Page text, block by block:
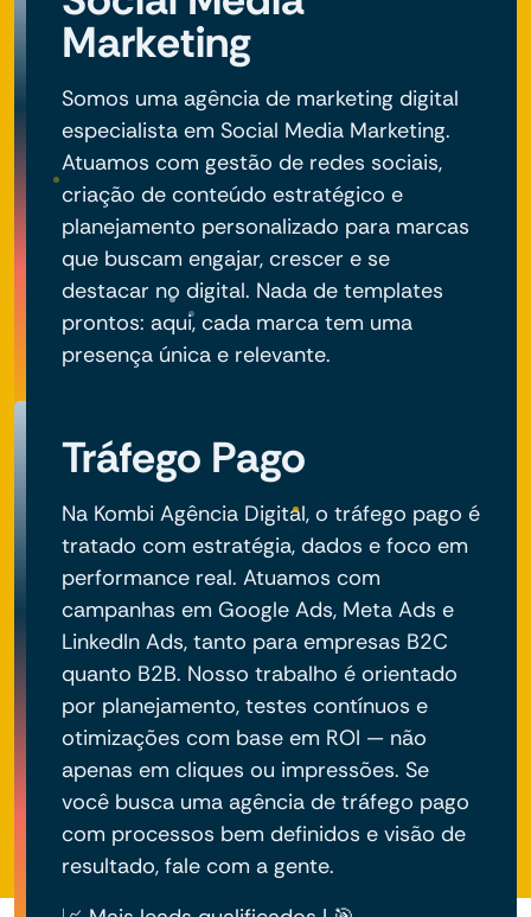
Marketing
Somos uma agência de marketing digital
especialista em Social Media Marketing.
Atuamos com gestão de redes sociais,
criação de conteúdo estratégico e
planejamento personalizado para marcas
que buscam engajar, crescer e se
destacar no digital. Nada de templates
prontos: aqui, cada marca tem uma
presença única e relevante.
Tráfego Pago
Na Kombi Agência Digital, o tráfego pago é
tratado com estratégia, dados e foco em
performance real. Atuamos com
campanhas em Google Ads, Meta Ads e
LinkedIn Ads, tanto para empresas B2C
quanto B2B. Nosso trabalho é orientado
por planejamento, testes contínuos e
otimizações com base em ROI — não
apenas em cliques ou impressões. Se
você busca uma agência de tráfego pago
com processos bem definidos e visão de
resultado, fale com a gente.